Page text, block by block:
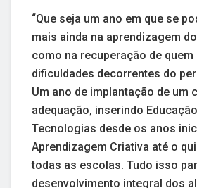
“Que seja um ano em que se
mais ainda na aprendizagem
como na recuperação de quem
dificuldades decorrentes do
Um ano de implantação de um
adequação, inserindo
Tecnologias desde os anos
Aprendizagem Criativa até o
todas as escolas. Tudo isso
desenvolvimento integral dos